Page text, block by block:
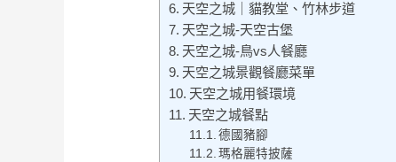
天空之城｜貓教堂、竹林步道
天空之城-天空古堡
天空之城-鳥vs人餐廳
天空之城景觀餐廳菜單
天空之城用餐環境
天空之城餐點
德國豬腳
瑪格麗特披薩